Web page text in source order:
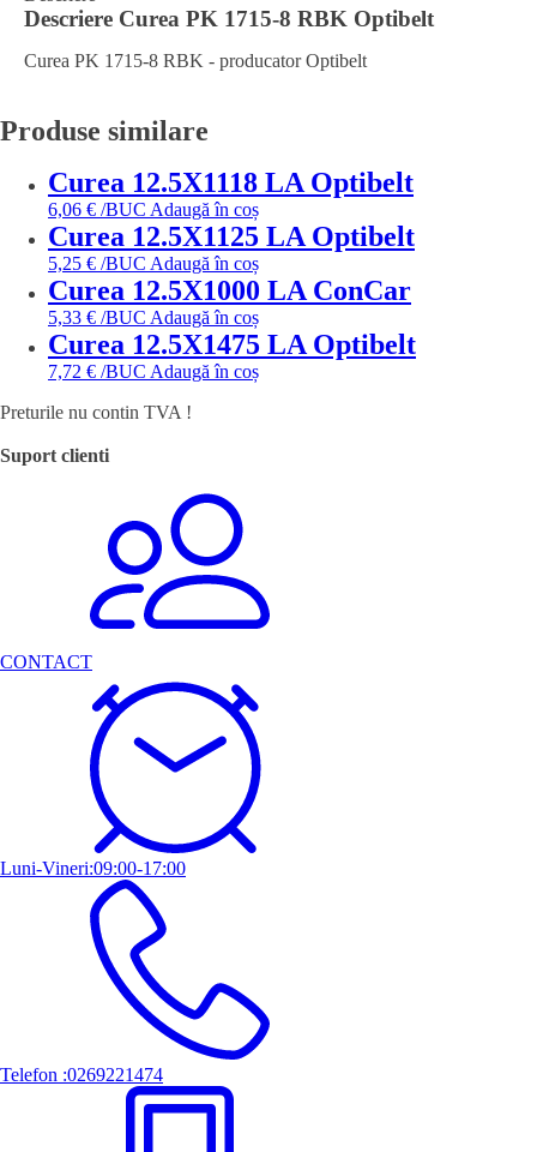
Descriere Curea PK 1715-8 RBK Optibelt
Curea PK 1715-8 RBK - producator Optibelt
Produse similare
Curea 12.5X1118 LA Optibelt
6,06 € /BUC Adaugă în coș
Curea 12.5X1125 LA Optibelt
5,25 € /BUC Adaugă în coș
Curea 12.5X1000 LA ConCar
5,33 € /BUC Adaugă în coș
Curea 12.5X1475 LA Optibelt
7,72 € /BUC Adaugă în coș
Preturile nu contin TVA !
Suport clienti
CONTACT
Luni-Vineri:09:00-17:00
Telefon :0269221474